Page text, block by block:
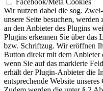
Wir nutzen dabei die sog.
unsere Seite besuchen,
an den Anbieter des Plugins
Plugins erkennen Sie über das
bzw. Schriftzug. Wir eröffnen
Button direkt mit dem Anbieter
wenn Sie auf das markierte
erhält der Plugin-Anbieter die
entsprechende Website